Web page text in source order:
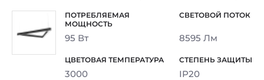
95 Вт 8595 Лм
3000 IP20